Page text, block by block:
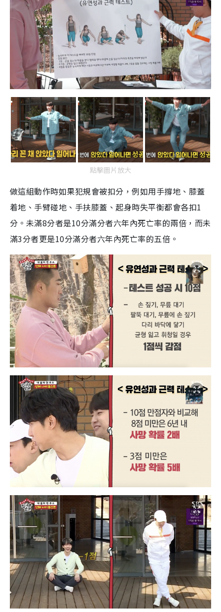
點擊圖片放大
做這組動作時如果犯規會被扣分，例如用手撐地、膝蓋
着地、手臂碰地、手扶膝蓋、起身時失平衡都會各扣1
分。未滿8分者是10分滿分者六年內死亡率的兩倍，而未
滿3分者更是10分滿分者六年內死亡率的五倍。